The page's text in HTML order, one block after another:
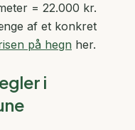
= 22.000 kr.
af et konkret
på hegn her.
i